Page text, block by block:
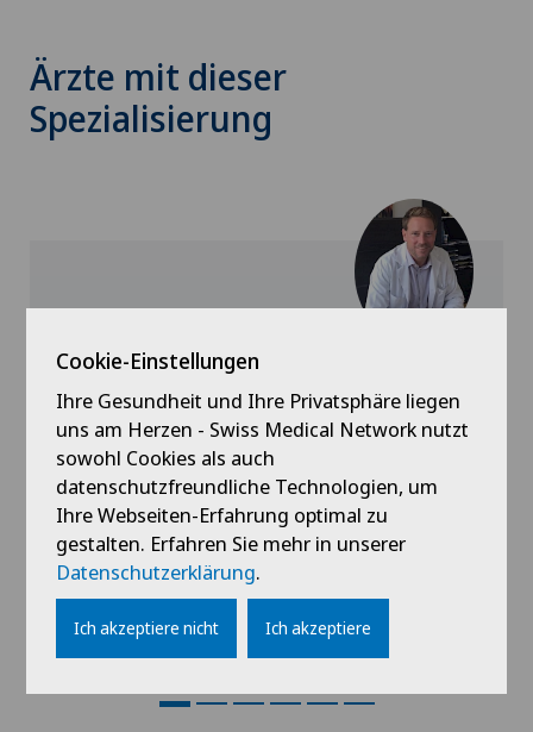
Ärzte mit dieser
Spezialisierung
Dr. med. Alexander Diederichs
Spezialisierung
Orthopädische Chirurgie,
Schulterchirurgie,
Kniechirurgie,
Mehr anzeigen
Profil ansehen
Cookie-Einstellungen
Ihre Gesundheit und Ihre Privatsphäre liegen
uns am Herzen - Swiss Medical Network nutzt
sowohl Cookies als auch
datenschutzfreundliche Technologien, um
Ihre Webseiten-Erfahrung optimal zu
gestalten. Erfahren Sie mehr in unserer
Datenschutzerklärung.
Ich akzeptiere nicht Ich akzeptiere